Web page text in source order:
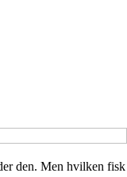
den. Men hvilken fisk